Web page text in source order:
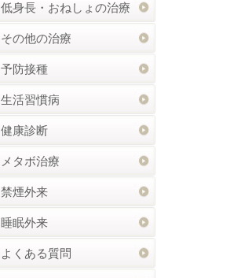
低身長・おねしょの治療
その他の治療
予防接種
生活習慣病
健康診断
メタボ治療
禁煙外来
睡眠外来
よくある質問